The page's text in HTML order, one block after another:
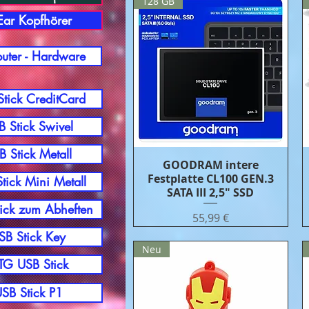
Бърз преглед
GOODRAM intere
Festplatte CL100 GEN.3
SATA III 2,5″ SSD
Цена
55,99 €
Neu
Kopfhörer
- Hardware
CreditCard
Stick Swivel
Stick Metall
Mini Metall
zum Abheften
Stick Key
USB Stick
Stick P1